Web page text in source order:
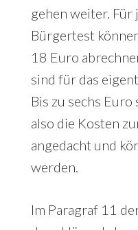
gehen weiter. Für
Bürgertest
18 Euro
sind für das
Bis zu sechs Euro
also die Kosten
angedacht und
werden.
Im Paragraf 11